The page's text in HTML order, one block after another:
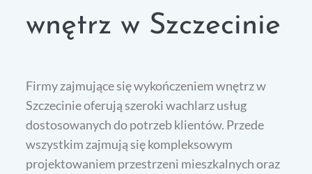
wnętrz w Szczecinie
Firmy zajmujące się wykończeniem wnętrz w
Szczecinie oferują szeroki wachlarz usług
dostosowanych do potrzeb klientów. Przede
wszystkim zajmują się kompleksowym
projektowaniem przestrzeni mieszkalnych oraz